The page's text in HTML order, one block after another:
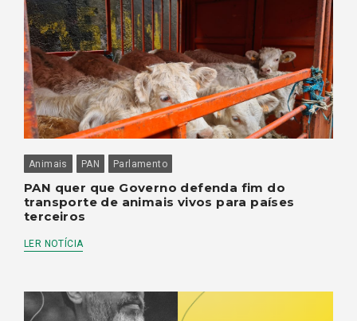
Animais PAN Parlamento
PAN quer que Governo defenda fim do
transporte de animais vivos para países
terceiros
LER NOTÍCIA